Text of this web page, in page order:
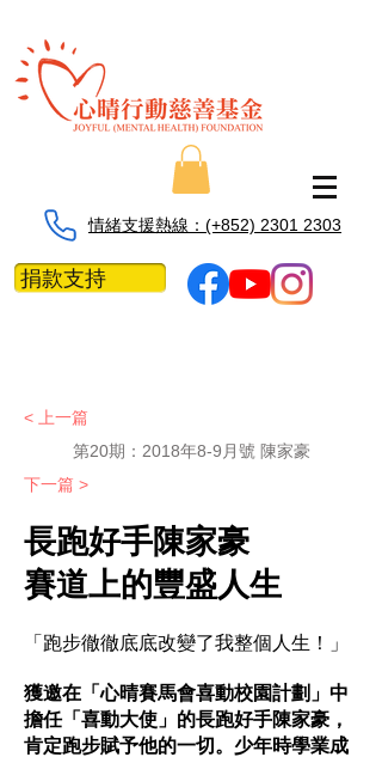
情緒支援熱線：​​(+852) 2301 2303
捐款支持
< 上一篇
第20期：2018年8-9月號 陳家豪
下一篇 >
長跑好手陳家豪
賽道上的豐盛人生
「跑步徹徹底底改變了我整個人生！」
獲邀在「心晴賽馬會喜動校園計劃」中
擔任「喜動大使」的長跑好手陳家豪，
肯定跑步賦予他的一切。少年時學業成